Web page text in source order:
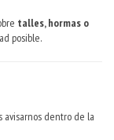
talles, hormas o
posible.
avisarnos dentro de la